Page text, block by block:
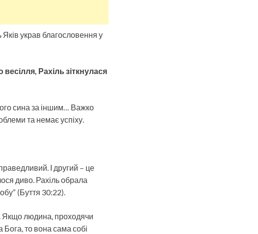
украв благословення у
Рахіль зіткнулася
сина за іншим… Важко
та немає успіху.
І другий – це
диво. Рахіль обрала
(Буття‬ ‭30:22‬).
Якщо людина, проходячи
Бога, то вона сама собі